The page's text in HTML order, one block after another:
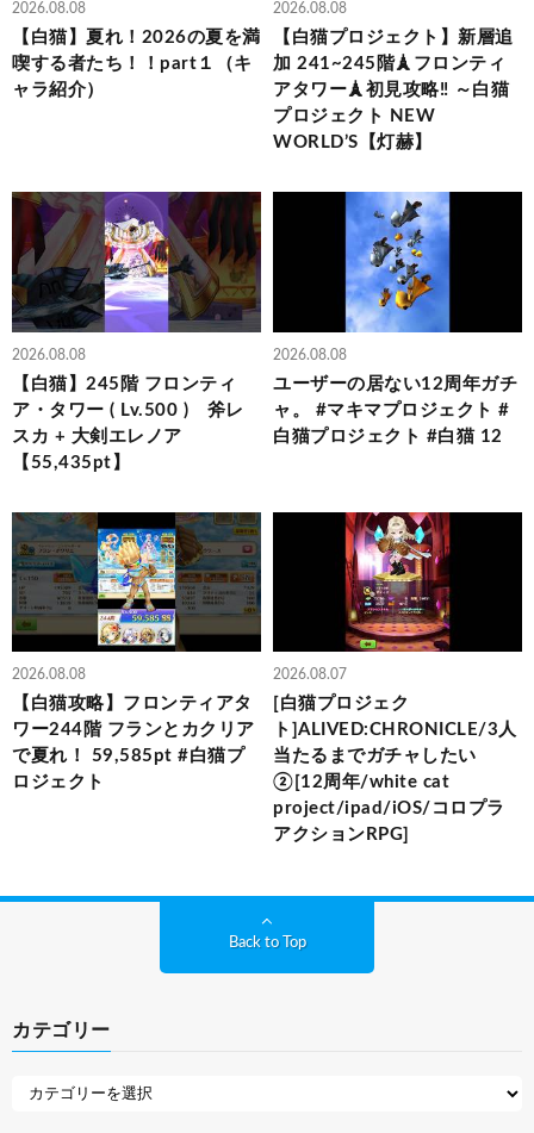
2026.08.08
【白猫】夏れ！2026の夏を満
喫する者たち！！part１（キ
ャラ紹介）
2026.08.08
【白猫プロジェクト】新層追
加 241~245階🗼フロンティ
アタワー🗼初見攻略‼ ～白猫
プロジェクト NEW
WORLD’S【灯赫】
2026.08.08
【白猫】245階 フロンティ
ア・タワー ( Lv.500 ) 斧レ
スカ + 大剣エレノア
【55,435pt】
2026.08.08
ユーザーの居ない12周年ガチ
ャ。 #マキマプロジェクト #
白猫プロジェクト #白猫 12
2026.08.08
【白猫攻略】フロンティアタ
ワー244階 フランとカクリア
で夏れ！ 59,585pt #白猫プ
ロジェクト
2026.08.07
[白猫プロジェク
ト]ALIVED:CHRONICLE/3人
当たるまでガチャしたい
②[12周年/white cat
project/ipad/iOS/コロプラ
アクションRPG]
Back to Top
カテゴリー